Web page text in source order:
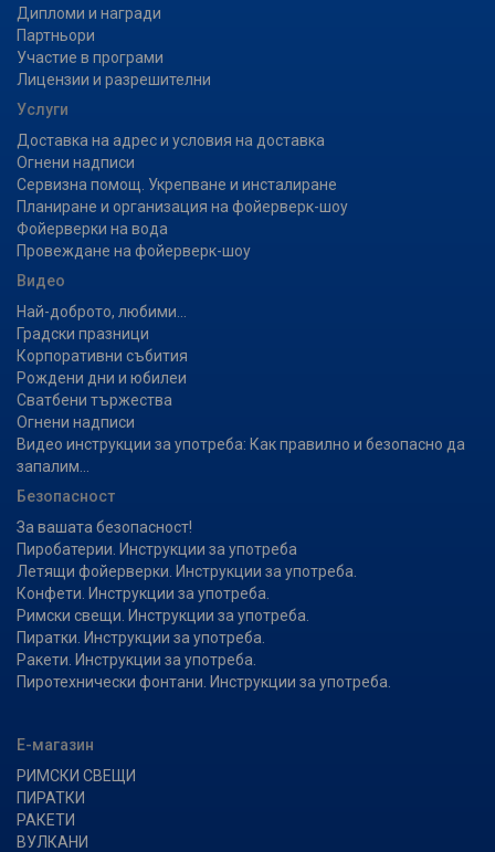
Дипломи и награди
Партньори
Участие в програми
Лицензии и разрешителни
Услуги
Доставка на адрес и условия на доставка
Огнени надписи
Сервизна помощ. Укрепване и инсталиране
Планиране и организация на фойерверк-шоу
Фойерверки на вода
Провеждане на фойерверк-шоу
Видео
Най-доброто, любими...
Градски празници
Корпоративни събития
Рождени дни и юбилеи
Сватбени тържества
Огнени надписи
Видео инструкции за употреба: Как правилно и безопасно да
запалим...
Безопасност
За вашата безопасност!
Пиробатерии. Инструкции за употреба
Летящи фойерверки. Инструкции за употреба.
Конфети. Инструкции за употреба.
Римски свещи. Инструкции за употреба.
Пиратки. Инструкции за употреба.
Ракети. Инструкции за употреба.
Пиротехнически фонтани. Инструкции за употреба.
Е-магазин
РИМСКИ СВЕЩИ
ПИРАТКИ
РАКЕТИ
ВУЛКАНИ